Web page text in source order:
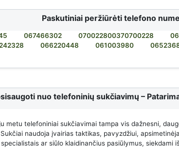
Paskutiniai peržiūrėti telefono
067466302 070022800370700228
066220448 061003980
nuo telefoninių sukčiavimų –
metu telefoniniai sukčiavimai tampa vis dažnesni,
naudoja įvairias taktikas, pavyzdžiui,
ar siūlo klaidinančius pasiūlymus, siekdami